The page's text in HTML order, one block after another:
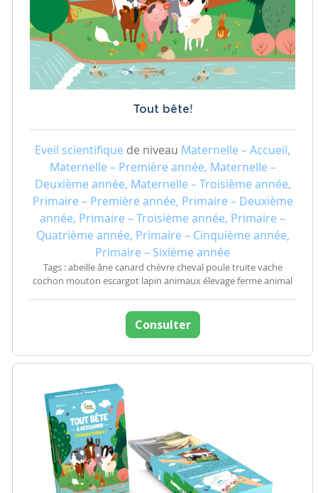
Tout bête!
Eveil scientifique de niveau Maternelle – Accueil,
Maternelle – Première année, Maternelle –
Deuxième année, Maternelle – Troisième année,
Primaire – Première année, Primaire – Deuxième
année, Primaire – Troisième année, Primaire –
Quatrième année, Primaire – Cinquième année,
Primaire – Sixième année
Tags : abeille âne canard chèvre cheval poule truite vache
cochon mouton escargot lapin animaux élevage ferme animal
Consulter